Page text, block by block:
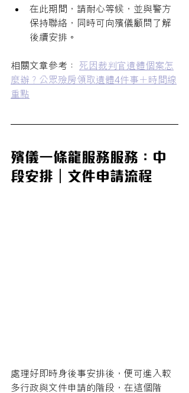
在此期間，請耐心等候，並與警方
保持聯絡，同時可向殯儀顧問了解
後續安排。
相關文章參考： 死因裁判官遺體個案怎
麼辦？公眾殮房領取遺體4件事＋時間線
重點
殯儀一條龍服務服務：中
段安排｜文件申請流程
處理好即時身後事安排後，便可進入較
多行政與文件申請的階段，在這個階